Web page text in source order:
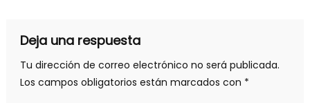
Deja una respuesta
Tu dirección de correo electrónico no será publicada.
Los campos obligatorios están marcados con *